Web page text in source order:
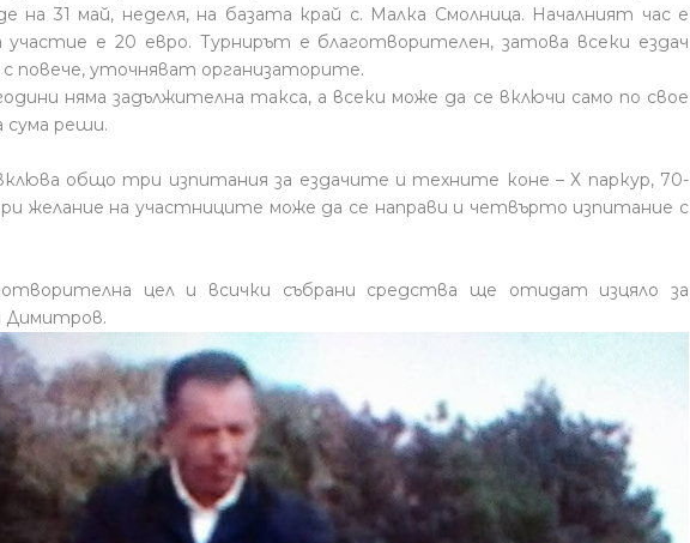
на 31 май, неделя, на базата край с. Малка Смолница. Началният час е
участие е 20 евро. Турнирът е благотворителен, затова всеки ездач
повече, уточняват организаторите.
няма задължителна такса, а всеки може да се включи само по свое
сума реши.
общо три изпитания за ездачите и техните коне – Х паркур, 70-
желание на участниците може да се направи и четвърто изпитание с
цел и всички събрани средства ще отидат изцяло за
Димитров.